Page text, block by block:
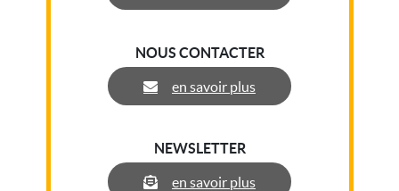
NOUS CONTACTER
en savoir plus
NEWSLETTER
en savoir plus